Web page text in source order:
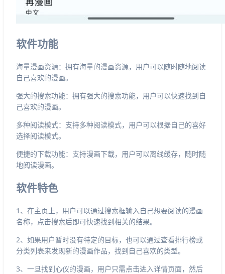
软件功能
海量漫画资源：拥有海量的漫画资源，用户可以随时随地阅读
自己喜欢的漫画。
强大的搜索功能：拥有强大的搜索功能，用户可以快速找到自
己喜欢的漫画。
多种阅读模式：支持多种阅读模式，用户可以根据自己的喜好
选择阅读模式。
便捷的下载功能：支持漫画下载，用户可以离线缓存，随时随
地阅读漫画。
软件特色
1、在主页上，用户可以通过搜索框输入自己想要阅读的漫画
名称，点击搜索后即可快速找到相关的结果。
2、如果用户暂时没有特定的目标，也可以通过查看排行榜或
分类列表来发现新的漫画作品，找到自己喜欢的类型。
3、一旦找到心仪的漫画，用户只需点击进入详情页面，然后